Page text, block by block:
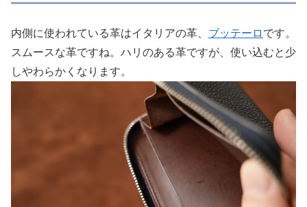
内側に使われている革はイタリアの革、 ブッテーロ です。
スムースな革ですね。ハリのある革ですが、使い込むと少
しやわらかくなります。